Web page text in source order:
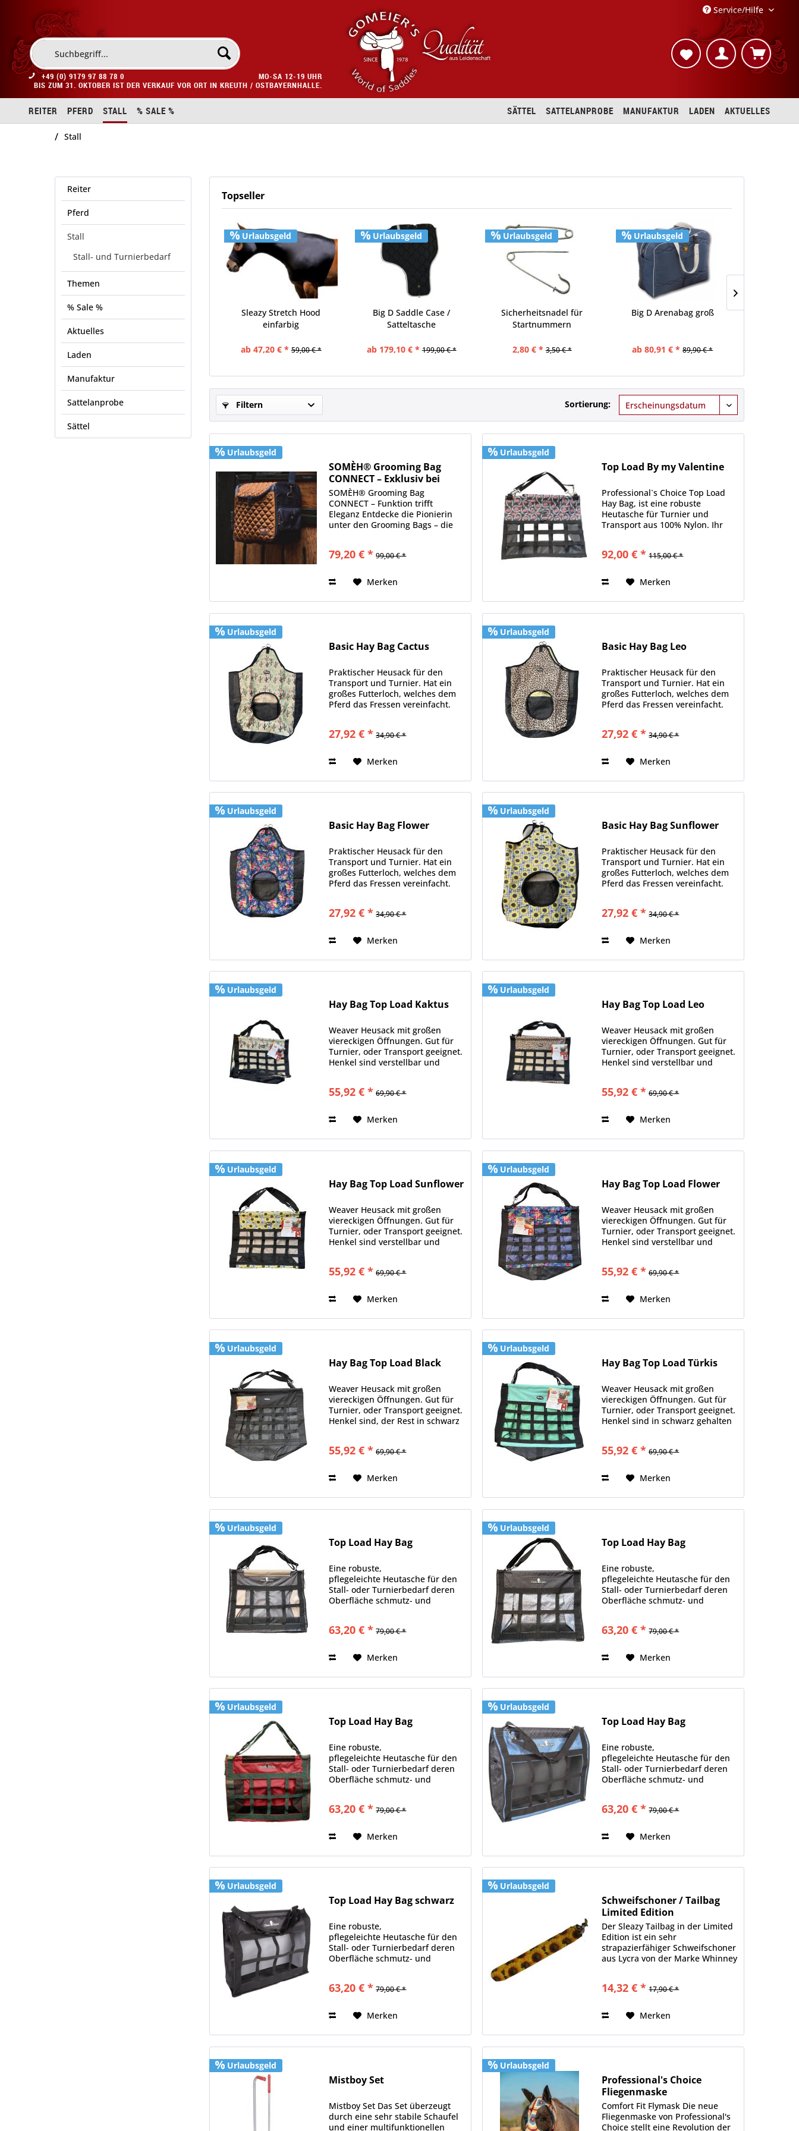
Service/Hilfe
+49 (0) 9179 97 88 78 0
MO-SA 12-19 UHR
BIS ZUM 31. OKTOBER IST DER VERKAUF VOR ORT IN KREUTH / OSTBAYERNHALLE.
REITER PFERD STALL % SALE % AKTUELLES
LADEN
MANUFAKTUR
SATTELANPROBE
SÄTTEL
/ Stall
Reiter
Pferd
Stall
Stall- und Turnierbedarf
Themen
% Sale %
Aktuelles
Laden
Manufaktur
Sattelanprobe
Sättel
Topseller
Urlaubsgeld
Sleazy Stretch Hood
einfarbig
ab 47,20 € * 59,00 € *
Urlaubsgeld
Big D Saddle Case /
Satteltasche
ab 179,10 € * 199,00 € *
Urlaubsgeld
Sicherheitsnadel für
Startnummern
2,80 € * 3,50 € *
Urlaubsgeld
Big D Arenabag groß
ab 80,91 € * 89,90 € *
Filtern Sortierung:
Urlaubsgeld
SOMÈH® Grooming Bag
CONNECT – Exklusiv bei
Gomeier
SOMÈH® Grooming Bag
CONNECT – Funktion trifft
Eleganz Entdecke die Pionierin
unter den Grooming Bags – die
Putztasche: Sie ist dein
stilvolle und gut...
79,20 € * 99,00 € *
Merken
Urlaubsgeld
Top Load By my Valentine
Professional`s Choice Top Load
Hay Bag, ist eine robuste
Heutasche für Turnier und
Transport aus 100% Nylon. Ihr
Rosen ist der totale Hingucker
92,00 € * 115,00 € *
Merken
Urlaubsgeld
Basic Hay Bag Cactus
Praktischer Heusack für den
Transport und Turnier. Hat ein
großes Futterloch, welches dem
Pferd das Fressen vereinfacht.
Nylonnetz, damit der Heustaub
27,92 € * 34,90 € *
Merken
Urlaubsgeld
Basic Hay Bag Leo
Praktischer Heusack für den
Transport und Turnier. Hat ein
großes Futterloch, welches dem
Pferd das Fressen vereinfacht.
Nylonnetz, damit der Heustaub
27,92 € * 34,90 € *
Merken
Urlaubsgeld
Basic Hay Bag Flower
Praktischer Heusack für den
Transport und Turnier. Hat ein
großes Futterloch, welches dem
Pferd das Fressen vereinfacht.
Nylonnetz, damit der Heustaub
27,92 € * 34,90 € *
Merken
Urlaubsgeld
Basic Hay Bag Sunflower
Praktischer Heusack für den
Transport und Turnier. Hat ein
großes Futterloch, welches dem
Pferd das Fressen vereinfacht.
Nylonnetz, damit der Heustaub
27,92 € * 34,90 € *
Merken
Urlaubsgeld
Hay Bag Top Load Kaktus
Weaver Heusack mit großen
viereckigen Öffnungen. Gut für
Turnier, oder Transport geeignet.
Henkel sind verstellbar und
noch die besondere Note.
55,92 € * 69,90 € *
Merken
Urlaubsgeld
Hay Bag Top Load Leo
Weaver Heusack mit großen
viereckigen Öffnungen. Gut für
Turnier, oder Transport geeignet.
Henkel sind verstellbar und
noch die besondere Note.
55,92 € * 69,90 € *
Merken
Urlaubsgeld
Hay Bag Top Load Sunflower
Weaver Heusack mit großen
viereckigen Öffnungen. Gut für
Turnier, oder Transport geeignet.
Henkel sind verstellbar und
gibt noch die besondere Note.
55,92 € * 69,90 € *
Merken
Urlaubsgeld
Hay Bag Top Load Flower
Weaver Heusack mit großen
viereckigen Öffnungen. Gut für
Turnier, oder Transport geeignet.
Henkel sind verstellbar und
noch die besondere Note.
55,92 € * 69,90 € *
Merken
Urlaubsgeld
Hay Bag Top Load Black
Weaver Heusack mit großen
viereckigen Öffnungen. Gut für
Turnier, oder Transport geeignet.
Henkel sind, der Rest in schwarz
stabil.
55,92 € * 69,90 € *
Merken
Urlaubsgeld
Hay Bag Top Load Türkis
Weaver Heusack mit großen
viereckigen Öffnungen. Gut für
Turnier, oder Transport geeignet.
Henkel sind in schwarz gehalten
dadurch sehr stabil.
55,92 € * 69,90 € *
Merken
Urlaubsgeld
Top Load Hay Bag
Eine robuste,
pflegeleichte Heutasche für den
Stall- oder Turnierbedarf deren
Oberfläche schmutz- und
63,20 € * 79,00 € *
Merken
Urlaubsgeld
Top Load Hay Bag
Eine robuste,
pflegeleichte Heutasche für den
Stall- oder Turnierbedarf deren
Oberfläche schmutz- und
63,20 € * 79,00 € *
Merken
Urlaubsgeld
Top Load Hay Bag
Eine robuste,
pflegeleichte Heutasche für den
Stall- oder Turnierbedarf deren
Oberfläche schmutz- und
63,20 € * 79,00 € *
Merken
Urlaubsgeld
Top Load Hay Bag
Eine robuste,
pflegeleichte Heutasche für den
Stall- oder Turnierbedarf deren
Oberfläche schmutz- und
63,20 € * 79,00 € *
Merken
Urlaubsgeld
Top Load Hay Bag schwarz
Eine robuste,
pflegeleichte Heutasche für den
Stall- oder Turnierbedarf deren
Oberfläche schmutz- und
63,20 € * 79,00 € *
Merken
Urlaubsgeld
Schweifschoner / Tailbag
Limited Edition
Der Sleazy Tailbag in der Limited
Edition ist ein sehr
strapazierfähiger Schweifschoner
aus Lycra von der Marke Whinney
Staub, Schmutz, Kot und Urin.
14,32 € * 17,90 € *
Merken
Urlaubsgeld
Mistboy Set
Mistboy Set Das Set überzeugt
durch eine sehr stabile Schaufel
und einer multifunktionellen
Urlaubsgeld
Professional's Choice
Fliegenmaske
Comfort Fit Flymask Die neue
Fliegenmaske von Professional's
Choice stellt eine Revolution der